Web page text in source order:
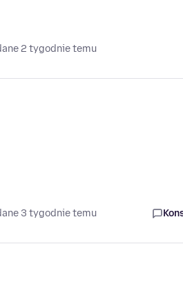
2 tygodnie temu
3 tygodnie temu